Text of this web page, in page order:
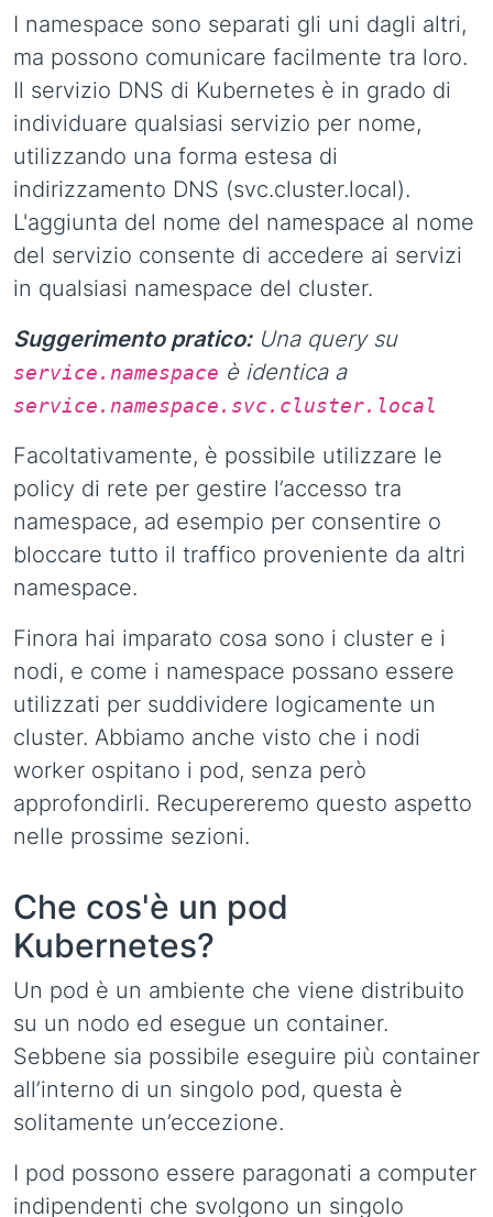
I namespace sono separati gli uni dagli altri,
ma possono comunicare facilmente tra loro.
Il servizio DNS di Kubernetes è in grado di
individuare qualsiasi servizio per nome,
utilizzando una forma estesa di
indirizzamento DNS (svc.cluster.local).
L'aggiunta del nome del namespace al nome
del servizio consente di accedere ai servizi
in qualsiasi namespace del cluster.
Suggerimento pratico:Una query su
service.namespace è identica a
service.namespace.svc.cluster.local
Facoltativamente, è possibile utilizzare le
policy di rete per gestire l’accesso tra
namespace, ad esempio per consentire o
bloccare tutto il traffico proveniente da altri
namespace.
Finora hai imparato cosa sono i cluster e i
nodi, e come i namespace possano essere
utilizzati per suddividere logicamente un
cluster. Abbiamo anche visto che i nodi
worker ospitano i pod, senza però
approfondirli. Recupereremo questo aspetto
nelle prossime sezioni.
Che cos'è un pod
Kubernetes?
Un pod è un ambiente che viene distribuito
su un nodo ed esegue un container.
Sebbene sia possibile eseguire più container
all’interno di un singolo pod, questa è
solitamente un’eccezione.
I pod possono essere paragonati a computer
indipendenti che svolgono un singolo